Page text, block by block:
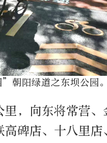
朝阳绿道之东坝公园
，向东将常营、
碑店、十八里